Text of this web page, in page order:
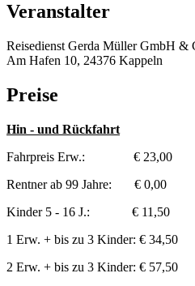
Veranstalter
Reisedienst Gerda Müller GmbH &
Am Hafen 10, 24376 Kappeln
Preise
Hin - und Rückfahrt
Fahrpreis Erw.: € 23,00
Rentner ab 99 Jahre: € 0,00
Kinder 5 - 16 J.: € 11,50
1 Erw. + bis zu 3 Kinder: € 34,50
2 Erw. + bis zu 3 Kinder: € 57,50